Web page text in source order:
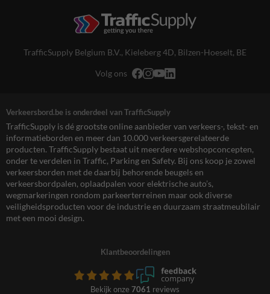
TrafficSupply Belgium B.V., Kieleberg 4D, Bilzen-Hoeselt, BE
Volg ons
Verkeersbord.be is onderdeel van TrafficSupply
TrafficSupply is dé grootste online aanbieder van verkeers-, tekst- en
informatieborden en meer dan 10.000 verkeersgerelateerde
producten. TrafficSupply bestaat uit meerdere webshopconcepten,
onder te verdelen in Traffic, Parking en Safety. Bij ons koop je zowel
verkeersborden met de daarbij behorende beugels en
verkeersbordpalen, oplaadpalen voor elektrische auto’s,
wegmarkeringen rondom parkeerterreinen maar ook diverse
veiligheidsproducten voor de industrie en duurzaam straatmeubilair
met een mooi design.
Klantbeoordelingen
Bekijk onze 7061 reviews